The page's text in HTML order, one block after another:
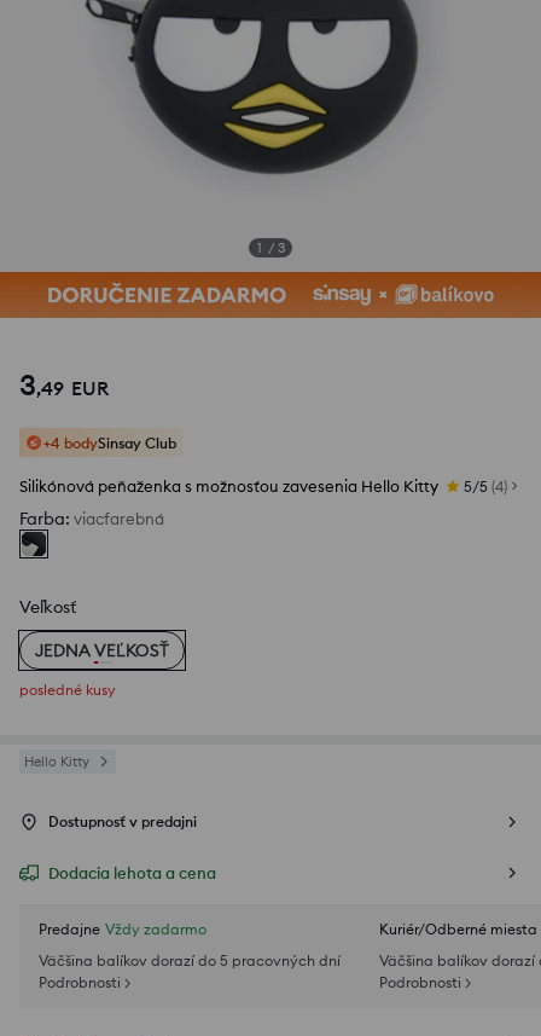
1 / 3
3,49 EUR
+4 bodySinsay Club
Silikónová peňaženka s možnosťou zavesenia Hello Kitty 5/5 (4)
Farba: viacfarebná
Veľkosť
JEDNA VEĽKOSŤ
posledné kusy
Hello Kitty
Dostupnosť v predajni
Dodacia lehota a cena
Predajne Vždy zadarmo
Väčšina balíkov dorazí do 5 pracovných dní
Podrobnosti >
Kuriér/Odberné miesta
Väčšina balíkov
Podrobnosti >